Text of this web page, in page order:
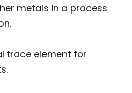
metals in a process
trace element for